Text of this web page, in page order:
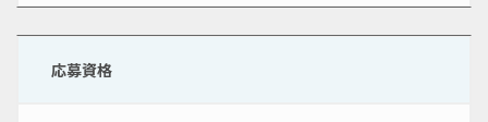
応募資格